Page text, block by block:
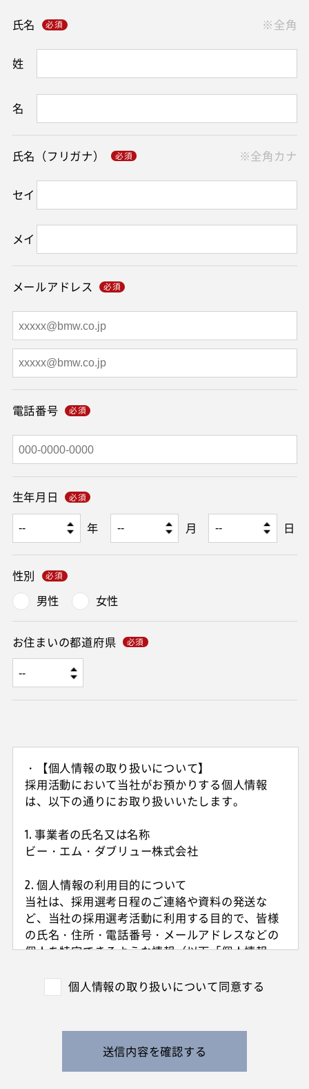
氏名
姓
名
※全角
氏名（フリガナ）
セイ
メイ
※全角カナ
メールアドレス
電話番号
生年月日
年
月 日
性別
男性
女性
お住まいの都道府県
・【個人情報の取り扱いについて】
採用活動において当社がお預かりする個人情報
は、以下の通りにお取り扱いいたします。
1. 事業者の氏名又は名称
ビー・エム・ダブリュー株式会社
2. 個人情報の利用目的について
当社は、採用選考日程のご連絡や資料の発送な
ど、当社の採用選考活動に利用する目的で、皆様
の氏名・住所・電話番号・メールアドレスなどの
個人を特定できるような情報（以下「個人情報」
外国籍の方からは、日本国での就労可否の確認に
また、特定の業務に従事することが可能であるか
を判断する目的で、健康診断書や障害者手帳等の
個人情報の取り扱いについて同意する
送信内容を確認する